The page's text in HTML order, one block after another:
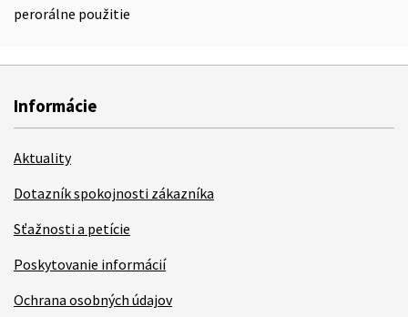
perorálne použitie
Informácie
Aktuality
Dotazník spokojnosti zákazníka
Sťažnosti a petície
Poskytovanie informácií
Ochrana osobných údajov